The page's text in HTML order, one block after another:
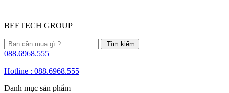
BEETECH GROUP
088.6968.555
Hotline : 088.6968.555
Danh mục sản phẩm